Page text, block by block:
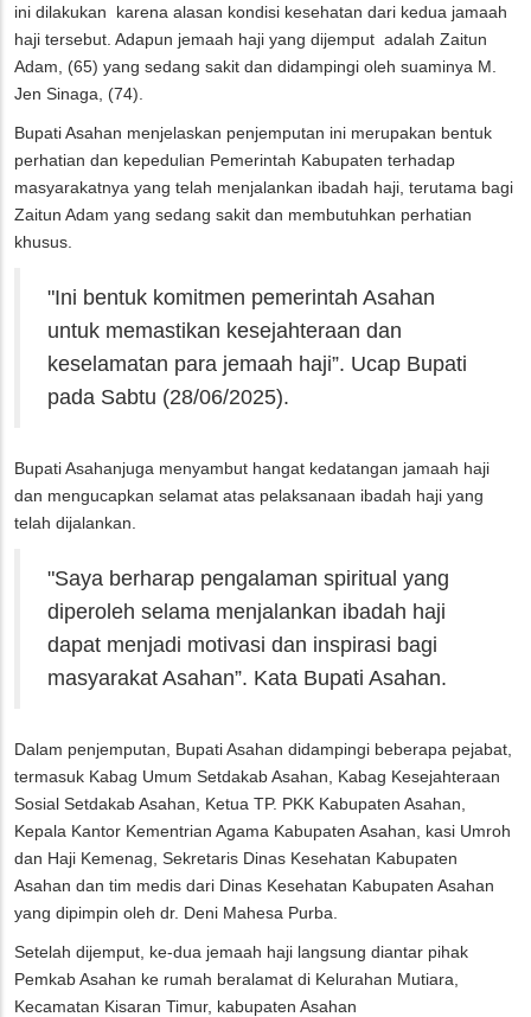
ini dilakukan karena alasan kondisi kesehatan dari kedua jamaah
haji tersebut. Adapun jemaah haji yang dijemput adalah Zaitun
Adam, (65) yang sedang sakit dan didampingi oleh suaminya M.
Jen Sinaga, (74).
Bupati Asahan menjelaskan penjemputan ini merupakan bentuk
perhatian dan kepedulian Pemerintah Kabupaten terhadap
masyarakatnya yang telah menjalankan ibadah haji, terutama bagi
Zaitun Adam yang sedang sakit dan membutuhkan perhatian
khusus.
"Ini bentuk komitmen pemerintah Asahan
untuk memastikan kesejahteraan dan
keselamatan para jemaah haji”. Ucap Bupati
pada Sabtu (28/06/2025).
Bupati Asahanjuga menyambut hangat kedatangan jamaah haji
dan mengucapkan selamat atas pelaksanaan ibadah haji yang
telah dijalankan.
"Saya berharap pengalaman spiritual yang
diperoleh selama menjalankan ibadah haji
dapat menjadi motivasi dan inspirasi bagi
masyarakat Asahan”. Kata Bupati Asahan.
Dalam penjemputan, Bupati Asahan didampingi beberapa pejabat,
termasuk Kabag Umum Setdakab Asahan, Kabag Kesejahteraan
Sosial Setdakab Asahan, Ketua TP. PKK Kabupaten Asahan,
Kepala Kantor Kementrian Agama Kabupaten Asahan, kasi Umroh
dan Haji Kemenag, Sekretaris Dinas Kesehatan Kabupaten
Asahan dan tim medis dari Dinas Kesehatan Kabupaten Asahan
yang dipimpin oleh dr. Deni Mahesa Purba.
Setelah dijemput, ke-dua jemaah haji langsung diantar pihak
Pemkab Asahan ke rumah beralamat di Kelurahan Mutiara,
Kecamatan Kisaran Timur, kabupaten Asahan